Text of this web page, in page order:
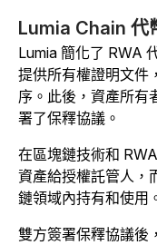
Lumia Chain 代
Lumia 簡化了 RWA
提供所有權證明文件
序。此後，資產所有
署了保釋協議。
在區塊鏈技術和
資產給授權託管人，
鏈領域內持有和使用
雙方簽署保釋協議後